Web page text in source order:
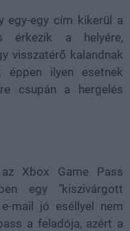
egy-egy cím kikerül a
érkezik a helyére,
visszatérő kalandnak
éppen ilyen esetnek
csupán a hergelés
Xbox Game Pass
egy "kiszivárgott
mail jó eséllyel nem
a feladója, azért a